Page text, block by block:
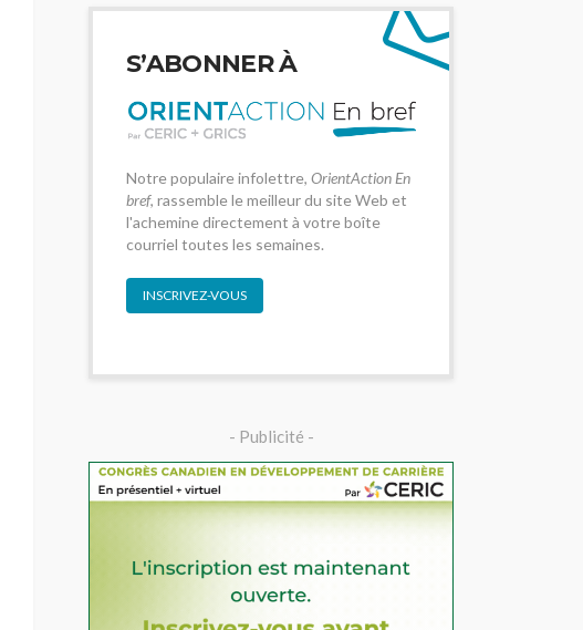
S’ABONNER À
Notre populaire infolettre, OrientAction En
bref, rassemble le meilleur du site Web et
l'achemine directement à votre boîte
courriel toutes les semaines.
INSCRIVEZ-VOUS
- Publicité -